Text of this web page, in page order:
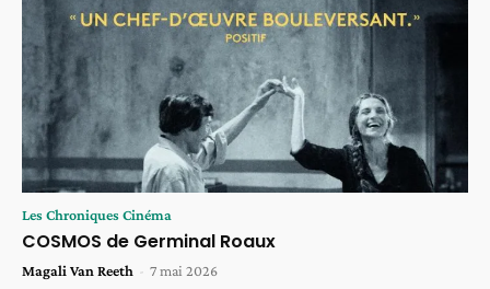
Les Chroniques Cinéma
COSMOS de Germinal Roaux
Magali Van Reeth - 7 mai 2026